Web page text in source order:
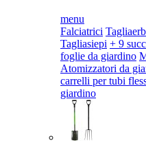
menu
Falciatrici
Tagliasiepi + 9
foglie da giardino
Atomizzatori da
carrelli per tubi
giardino